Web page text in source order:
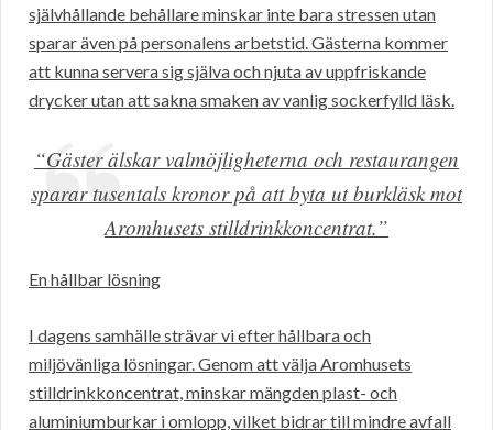
självhållande behållare minskar inte bara stressen utan
sparar även på personalens arbetstid. Gästerna kommer
att kunna servera sig själva och njuta av uppfriskande
drycker utan att sakna smaken av vanlig sockerfylld läsk.
“Gäster älskar valmöjligheterna och restaurangen
sparar tusentals kronor på att byta ut burkläsk mot
Aromhusets stilldrinkkoncentrat.”
En hållbar lösning
I dagens samhälle strävar vi efter hållbara och
miljövänliga lösningar. Genom att välja Aromhusets
stilldrinkkoncentrat, minskar mängden plast- och
aluminiumburkar i omlopp, vilket bidrar till mindre avfall